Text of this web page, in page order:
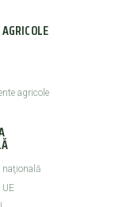
agricole
naţională
UE